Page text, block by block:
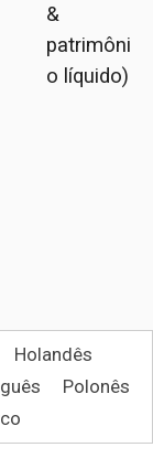
&
patrimôni
o líquido)
Holandês
Polonês